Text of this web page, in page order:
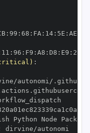
: 99 : 68 : FA : 14: 5E : AE
11 : 96 : F9 : A8 : D8 : E9 : 28
:
autonomi/.github/